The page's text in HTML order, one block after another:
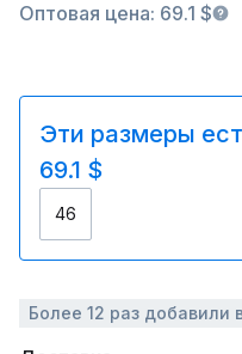
Оптовая цена: 69.1 $
Эти размеры
69.1 $
46
Более 12 раз добавили